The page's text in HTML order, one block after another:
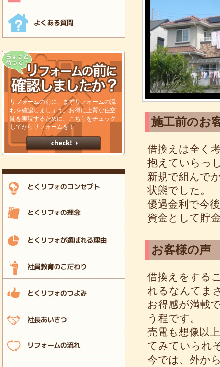
リフォームの前に、まずリフォームの流
れを確認しましょう。お得に上質な住空
間を実現するために、こちらをチェック
してからリフォームを！
施工前のお
借換えは全く
抱えていらっ
新規で組んで
状態でした。
優遇金利で今
資金として貯
お客様の声
借換えをする
れるなんてま
お得感が満載
う程です。
売電も想像以
てみていられ
今では、外か